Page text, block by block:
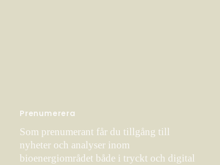
Prenumerera
Som prenumerant får du tillgång till
nyheter och analyser inom
bioenergiområdet både i tryckt och digital